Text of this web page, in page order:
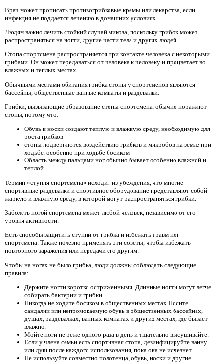
Врач может прописать противогрибковые кремы или лекарства, если
инфекция не поддается лечению в домашних условиях.
Людям важно лечить стойкий случай микоза, поскольку грибок может
распространяться на ногти, другие части тела и других людей.
Стопа спортсмена распространяется при контакте человека с некоторыми
грибами. Он может передаваться от человека к человеку и процветает во
влажных и теплых местах.
Обычными местами обитания грибка стопы у спортсменов являются
бассейны, общественные ванные комнаты и раздевалки.
Грибки, вызывающие образование стопы спортсмена, обычно поражают
стопы, потому что:
Обувь и носки создают теплую и влажную среду, необходимую для
роста грибков
стопы подвергаются воздействию грибков и микробов на земле при
ходьбе, особенно при ходьбе босиком
Область между пальцами ног обычно бывает особенно влажной и
теплой.
Термин «ступня спортсмена» исходит из убеждения, что многие
спортивные раздевалки и спортивное оборудование представляют собой
жаркую и влажную среду, в которой могут распространяться грибки.
Заболеть ногой спортсмена может любой человек, независимо от его
уровня активности.
Есть способы защитить ступни от грибка и избежать травм ног
спортсмена. Также полезно применять эти советы, чтобы избежать
повторного заражения или передачи его другим.
Чтобы на ногах не было грибка, люди должны соблюдать следующие
правила:
Держите ногти коротко остриженными. Длинные ногти могут легче
собирать бактерии и грибки.
Никогда не ходите босиком в общественных местах.Носите
сандалии или непромокаемую обувь в общественных бассейнах,
душах, раздевалках, ванных комнатах и ​​других местах, где бывает
влажно.
Мойте ноги не реже одного раза в день и тщательно высушивайте.
Если у члена семьи есть спортивная стопа, дезинфицируйте ванну
или душ после каждого использования, пока она не исчезнет.
Не используйте совместно полотенца, обувь, носки и другие